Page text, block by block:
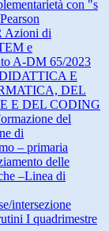
con "s
Azioni di
e
A-DM 65/2023
DIDATTICA E
DEL
E DEL CODING
del
di
– primaria
delle
–Linea di
intersezione
I quadrimestre